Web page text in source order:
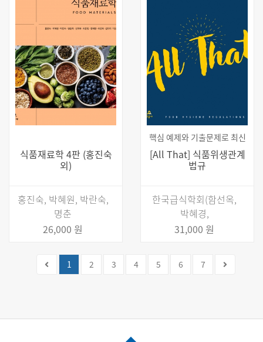
식품재료학 4판 (홍진숙
외)
홍진숙, 박혜원, 박란숙,
명춘
26,000 원
핵심 예제와 기출문제로 최신
[All That] 식품위생관계
법규
한국급식학회(함선옥,
박혜경,
31,000 원
1 (current)
2 3 4 5 6 7